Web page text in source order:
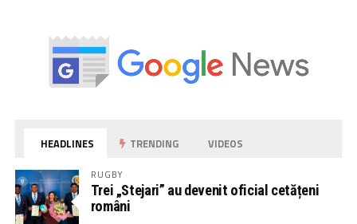
HEADLINES TRENDING VIDEOS
RUGBY
Trei „Stejari” au devenit oficial cetățeni
români